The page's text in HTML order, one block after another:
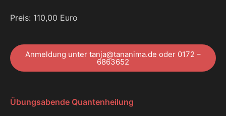
Preis: 110,00 Euro
Anmel­dung unter tanja@tananima.de oder 0172 –
6863652
Übungsabende Quantenheilung